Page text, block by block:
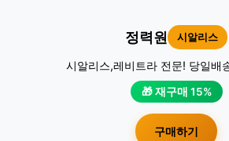
정력원 시알리스
시알리스,레비트라 전문! 당일배
🎁 재구매 15%
구매하기